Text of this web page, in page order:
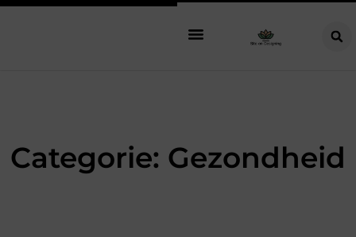
Categorie: Gezondheid